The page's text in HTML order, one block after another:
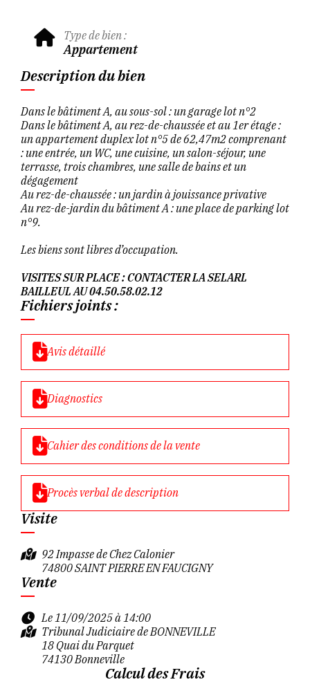
Type de bien :
Appartement
Description du bien
Dans le bâtiment A, au sous-sol : un garage lot n°2
Dans le bâtiment A, au rez-de-chaussée et au 1er étage :
un appartement duplex lot n°5 de 62,47m2 comprenant
: une entrée, un WC, une cuisine, un salon-séjour, une
terrasse, trois chambres, une salle de bains et un
dégagement
Au rez-de-chaussée : un jardin à jouissance privative
Au rez-de-jardin du bâtiment A : une place de parking lot
n°9.
Les biens sont libres d’occupation.
VISITES SUR PLACE : CONTACTER LA SELARL
BAILLEUL AU 04.50.58.02.12
Fichiers joints :
Avis détaillé
Diagnostics
Cahier des conditions de la vente
Procès verbal de description
Visite
92 Impasse de Chez Calonier
74800 SAINT PIERRE EN FAUCIGNY
Vente
Le 11/09/2025 à 14:00
Tribunal Judiciaire de BONNEVILLE
18 Quai du Parquet
74130 Bonneville
Calcul des Frais